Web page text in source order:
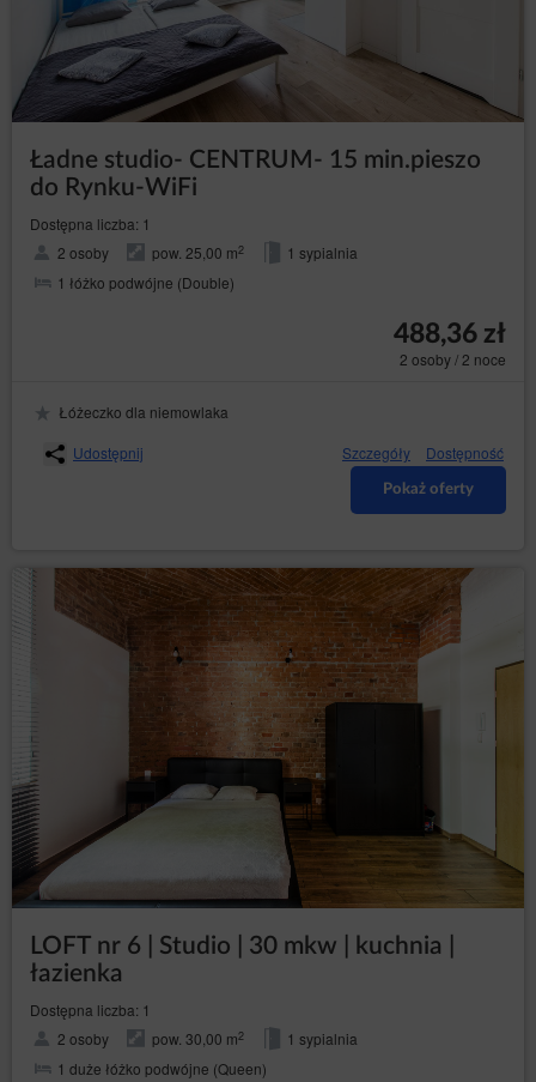
Ładne studio- CENTRUM- 15 min.pieszo
do Rynku-WiFi
Dostępna liczba: 1
2 osoby
pow. 25,00 m2
1 sypialnia
1 łóżko podwójne (Double)
488,36 zł
2 osoby / 2 noce
Łóżeczko dla niemowlaka
Udostępnij
Szczegóły Dostępność
Pokaż oferty
LOFT nr 6 | Studio | 30 mkw | kuchnia |
łazienka
Dostępna liczba: 1
2 osoby
pow. 30,00 m2
1 sypialnia
1 duże łóżko podwójne (Queen)